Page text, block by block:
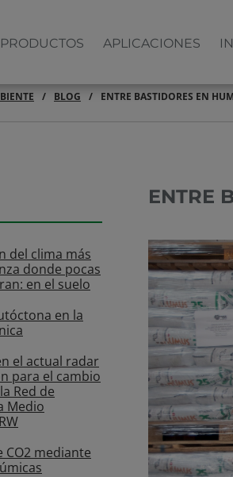
PRODUCTOS APLICACIONES
BLOG ENTRE BASTIDORES EN
del clima más
donde pocas
en el suelo
en la
el actual radar
para el cambio
Red de
Medio
CO2 mediante
ENTRE